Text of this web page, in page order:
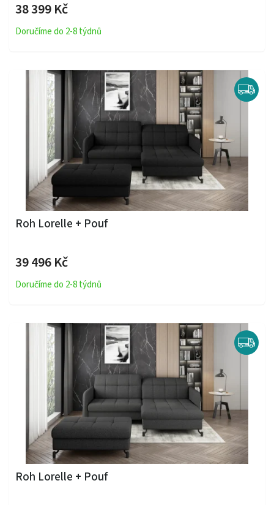
38 399 Kč
Doručíme do 2-8 týdnů
Roh Lorelle + Pouf
39 496 Kč
Doručíme do 2-8 týdnů
Roh Lorelle + Pouf